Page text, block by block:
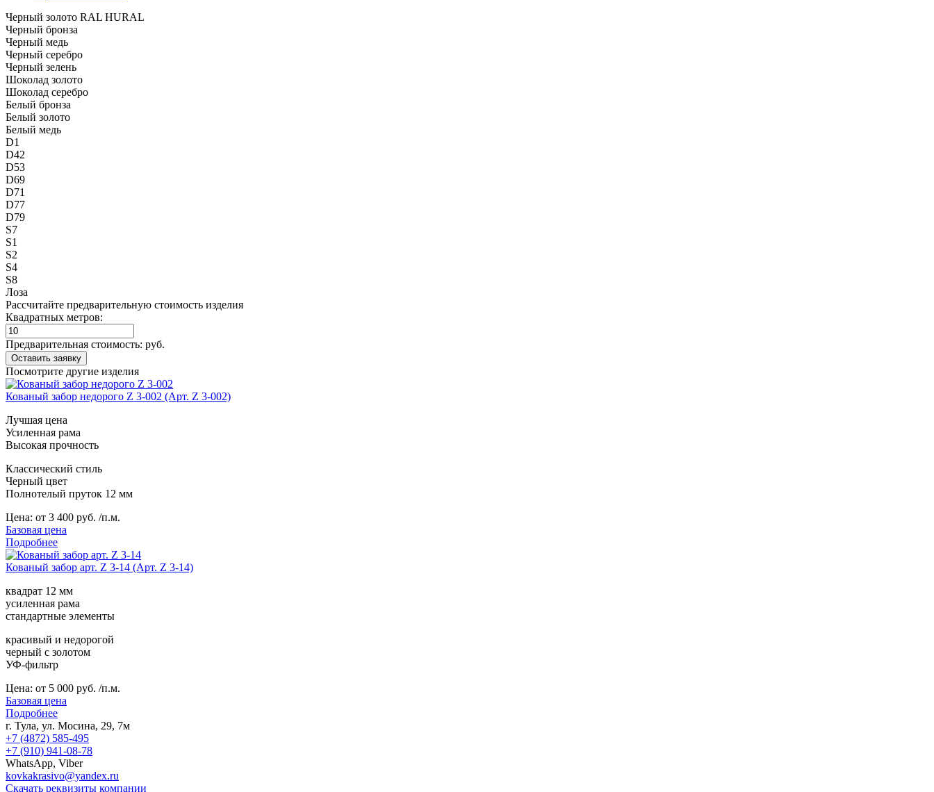
Черный золото RAL HURAL
Черный бронза
Черный медь
Черный серебро
Черный зелень
Шоколад золото
Шоколад серебро
Белый бронза
Белый золото
Белый медь
D1
D42
D53
D69
D71
D77
D79
S7
S1
S2
S4
S8
Лоза
Рассчитайте предварительную стоимость изделия
Квадратных метров:
Предварительная стоимость: руб.
Посмотрите другие изделия
Кованый забор недорого Z 3-002 (Арт. Z 3-002)
Лучшая цена
Усиленная рама
Высокая прочность
Классический стиль
Черный цвет
Полнотелый пруток 12 мм
Цена: от 3 400 руб. /п.м.
Базовая цена
Подробнее
Кованый забор арт. Z 3-14 (Арт. Z 3-14)
квадрат 12 мм
усиленная рама
стандартные элементы
красивый и недорогой
черный с золотом
УФ-фильтр
Цена: от 5 000 руб. /п.м.
Базовая цена
Подробнее
г. Тула, ул. Мосина, 29, 7м
+7 (4872) 585-495
+7 (910) 941-08-78
WhatsApp, Viber
kovkakrasivo@yandex.ru
Скачать реквизиты компании